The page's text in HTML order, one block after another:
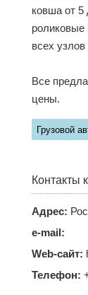
ковша от 5
роликовые
всех
Все
цены.
Грузовой
Контакты
Адрес:
e-mail:
Web-сайт:
Телефон: